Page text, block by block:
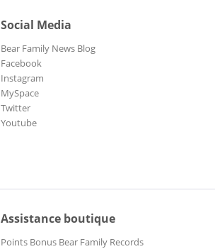
Social Media
Bear Family News Blog
Facebook
Instagram
MySpace
Twitter
Youtube
Assistance boutique
Points Bonus Bear Family Records